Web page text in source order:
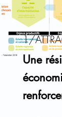
1/
Une